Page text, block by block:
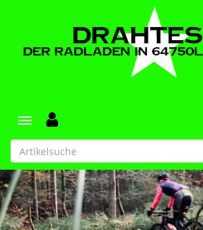
Toggle navigation